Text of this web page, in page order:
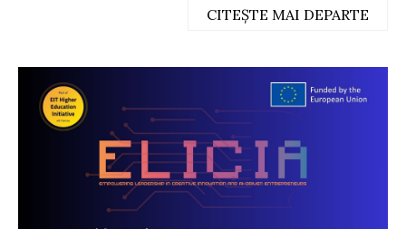
CITEȘTE MAI DEPARTE